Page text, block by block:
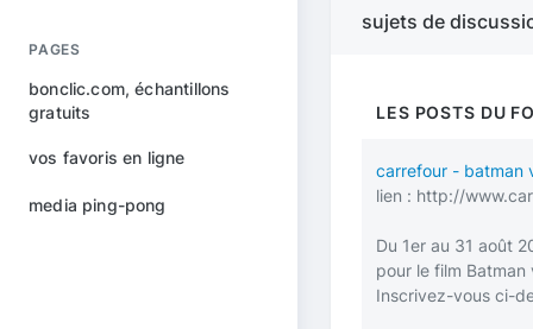
PAGES
bonclic.com, échantillons
gratuits
vos favoris en ligne
media ping-pong
sujets de
LES POSTS DU
carrefour - batman
lien : http://
Du 1er au 31 août
pour le film Batman
Inscrivez-vous ci-